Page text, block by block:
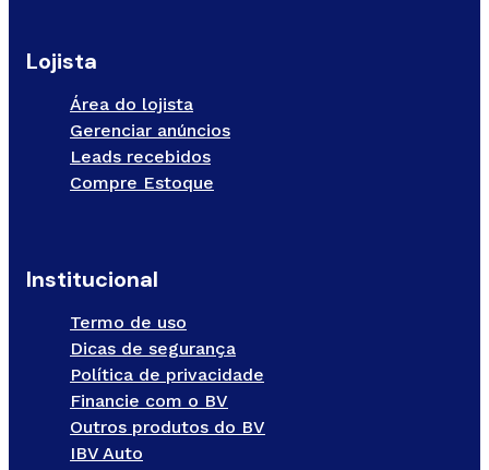
Lojista
Área do lojista
Gerenciar anúncios
Leads recebidos
Compre Estoque
Institucional
Termo de uso
Dicas de segurança
Política de privacidade
Financie com o BV
Outros produtos do BV
IBV Auto